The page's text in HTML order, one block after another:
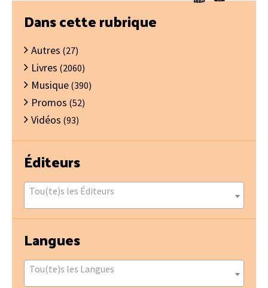
Barre
latérale
principale
Dans cette rubrique
Autres (27)
Livres (2060)
Musique (390)
Promos (52)
Vidéos (93)
Éditeurs
Tou(te)s les Éditeurs
Langues
Tou(te)s les Langues